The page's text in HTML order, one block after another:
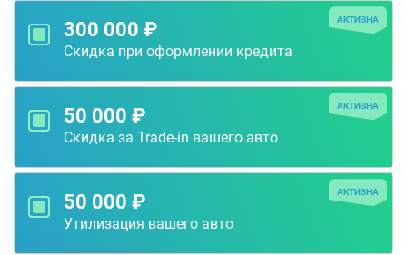
300 000 ₽
Скидка при оформлении кредита
АКТИВНА
50 000 ₽
Скидка за Trade-in вашего авто
АКТИВНА
50 000 ₽
Утилизация вашего авто
АКТИВНА